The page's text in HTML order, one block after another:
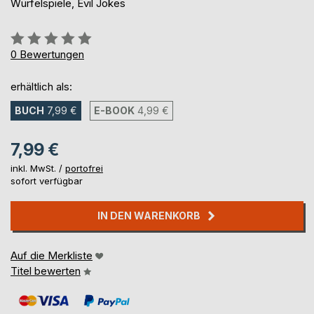
Würfelspiele, Evil Jokes
Bewertung::
0%
0 Bewertungen
erhältlich als:
BUCH 7,99 € E-BOOK 4,99 €
7,99 €
inkl. MwSt. / portofrei
sofort verfügbar
IN DEN WARENKORB
Auf die Merkliste
Titel bewerten